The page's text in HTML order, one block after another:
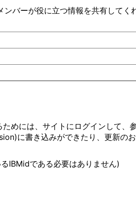
バーが役に立つ情報を共有してく
めには、サイトにログインして、
に書き込みができたり、更新の
IBMidである必要はありません)